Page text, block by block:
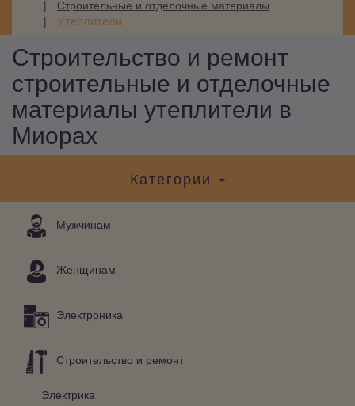
Строительные и отделочные материалы
Утеплители
Строительство и ремонт
строительные и отделочные
материалы утеплители в
Миорах
Категории
Мужчинам
Женщинам
Электроника
Строительство и ремонт
Электрика